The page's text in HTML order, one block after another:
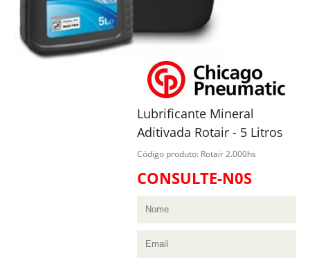
Lubrificante Mineral
Aditivada Rotair - 5 Litros
Código produto: Rotair 2.000hs
CONSULTE-N0S